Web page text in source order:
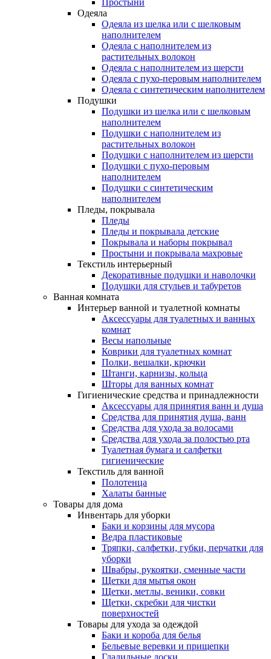
Простыни
Одеяла
Одеяла из шелка или с шелковым
наполнителем
Одеяла с наполнителем из
растительных волокон
Одеяла с наполнителем из шерсти
Одеяла с пухо-перовым наполнителем
Одеяла с синтетическим наполнителем
Подушки
Подушки из шелка или с шелковым
наполнителем
Подушки с наполнителем из
растительных волокон
Подушки с наполнителем из шерсти
Подушки с пухо-перовым
наполнителем
Подушки с синтетическим
наполнителем
Пледы, покрывала
Пледы
Пледы и покрывала детские
Покрывала и наборы покрывал
Простыни и покрывала махровые
Текстиль интерьерный
Декоративные подушки и наволочки
Подушки для стульев и табуретов
Ванная комната
Интерьер ванной и туалетной комнаты
Аксессуары для туалетных и ванных
комнат
Весы напольные
Коврики для туалетных комнат
Полки, вешалки, крючки
Штанги, карнизы, кольца
Шторы для ванных комнат
Гигиенические средства и принадлежности
Аксессуары для принятия ванн и душа
Средства для принятия душа, ванн
Средства для ухода за волосами
Средства для ухода за полостью рта
Туалетная бумага и салфетки
гигиенические
Текстиль для ванной
Полотенца
Халаты банные
Товары для дома
Инвентарь для уборки
Баки и корзины для мусора
Ведра пластиковые
Тряпки, салфетки, губки, перчатки для
уборки
Швабры, рукоятки, сменные части
Щетки для мытья окон
Щетки, метлы, веники, совки
Щетки, скребки для чистки
поверхностей
Товары для ухода за одеждой
Баки и короба для белья
Бельевые веревки и прищепки
Гладильные доски